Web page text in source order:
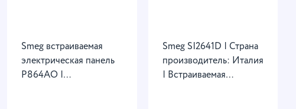
Smeg встраиваемая
электрическая панель
P864AO |
Smeg SI2641D | Страна
производитель: Италия
| Встраиваемая